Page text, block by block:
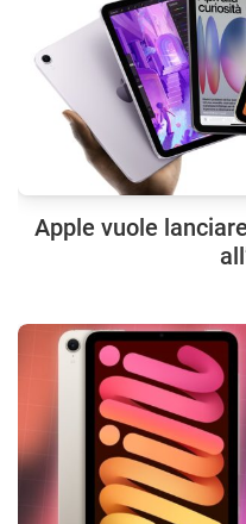
Apple vuole